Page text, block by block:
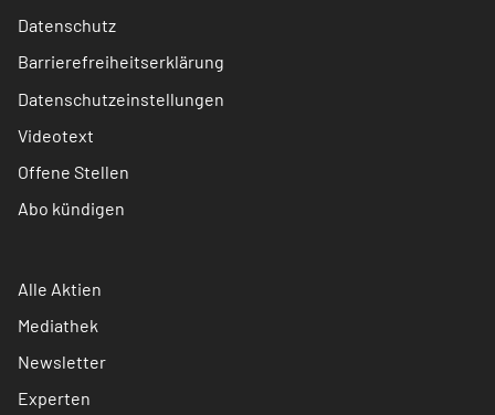
Datenschutz
Barrierefreiheitserklärung
Datenschutzeinstellungen
Videotext
Offene Stellen
Abo kündigen
Alle Aktien
Mediathek
Newsletter
Experten